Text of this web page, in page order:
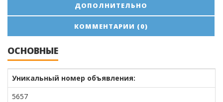
ДОПОЛНИТЕЛЬНО
КОММЕНТАРИИ (0)
ОСНОВНЫЕ
Уникальный номер объявления:
5657